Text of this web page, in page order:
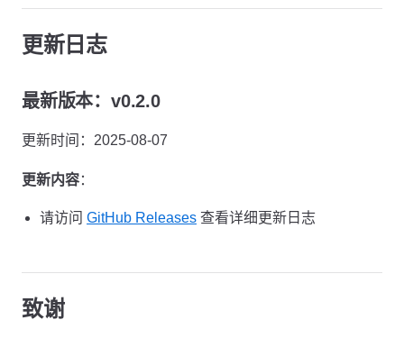
更新日志
最新版本：v0.2.0
更新时间：2025-08-07
更新内容：
请访问 GitHub Releases 查看详细更新日志
致谢